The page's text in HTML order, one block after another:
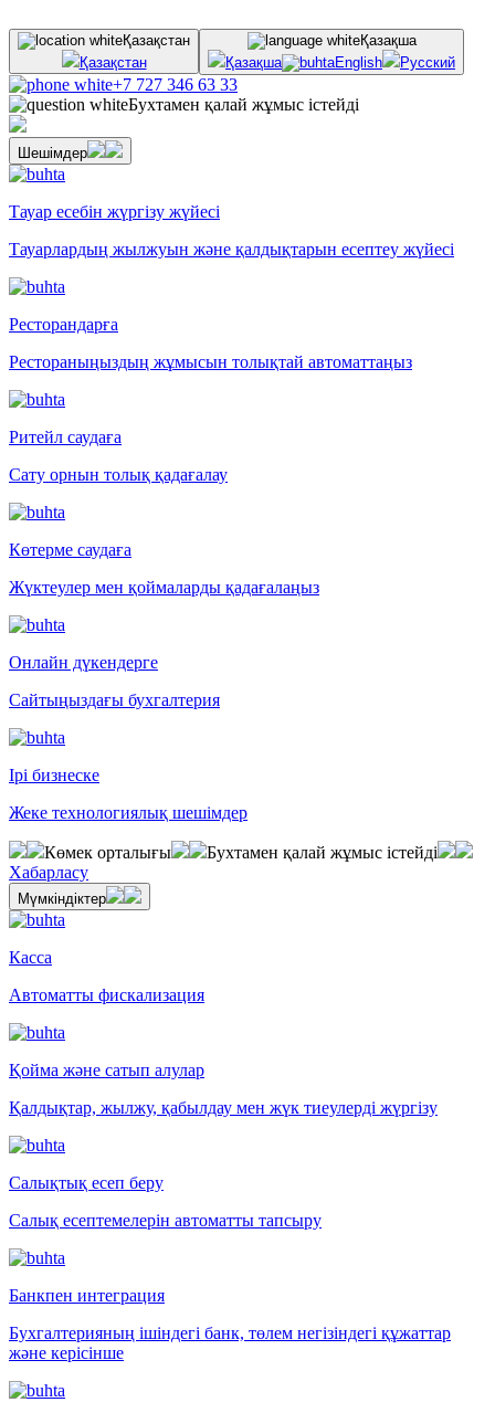
Қазақстан
Қазақстан
Қазақша
Қазақша
English Русский
+7 727 346 63 33
Бухтамен қалай жұмыс істейді
Шешімдер
Тауар есебін жүргізу жүйесі
Тауарлардың жылжуын және қалдықтарын есептеу жүйесі
Ресторандарға
Рестораныңыздың жұмысын толықтай автоматтаңыз
Ритейл саудаға
Сату орнын толық қадағалау
Көтерме саудаға
Жүктеулер мен қоймаларды қадағалаңыз
Онлайн дүкендерге
Сайтыңыздағы бухгалтерия
Ірі бизнеске
Жеке технологиялық шешімдер
Көмек орталығы
Бухтамен қалай жұмыс істейді
Хабарласу
Мүмкіндіктер
Касса
Автоматты фискализация
Қойма және сатып алулар
Қалдықтар, жылжу, қабылдау мен жүк тиеулерді жүргізу
Салықтық есеп беру
Салық есептемелерін автоматты тапсыру
Банкпен интеграция
Бухгалтерияның ішіндегі банк, төлем негізіндегі құжаттар
және керісінше